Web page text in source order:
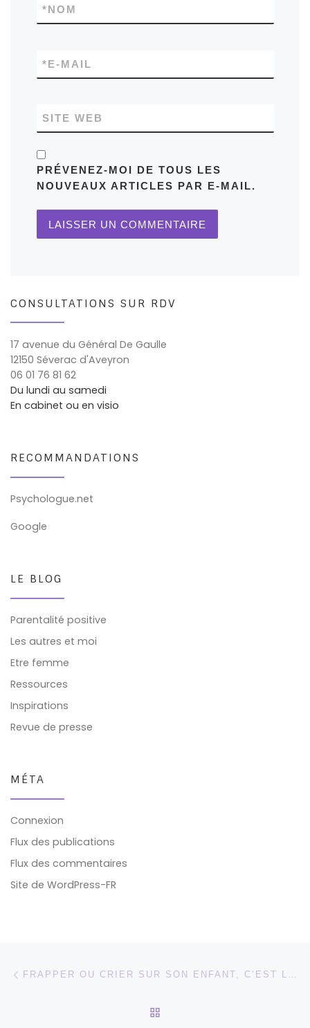
NOM
*
E-MAIL
*
SITE WEB
PRÉVENEZ-MOI DE TOUS LES
NOUVEAUX ARTICLES PAR E-MAIL.
CONSULTATIONS SUR RDV
17 avenue du Général De Gaulle
12150 Séverac d'Aveyron
06 01 76 81 62
Du lundi au samedi
En cabinet ou en visio
RECOMMANDATIONS
Psychologue.net
Google
LE BLOG
Parentalité positive
Les autres et moi
Etre femme
Ressources
Inspirations
Revue de presse
MÉTA
Connexion
Flux des publications
Flux des commentaires
Site de WordPress-FR
Parcourir les articles